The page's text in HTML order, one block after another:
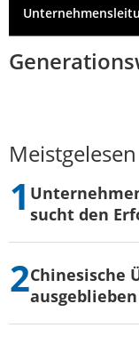
Meistgelesen
sucht den
Chinesische
ausgeblieben